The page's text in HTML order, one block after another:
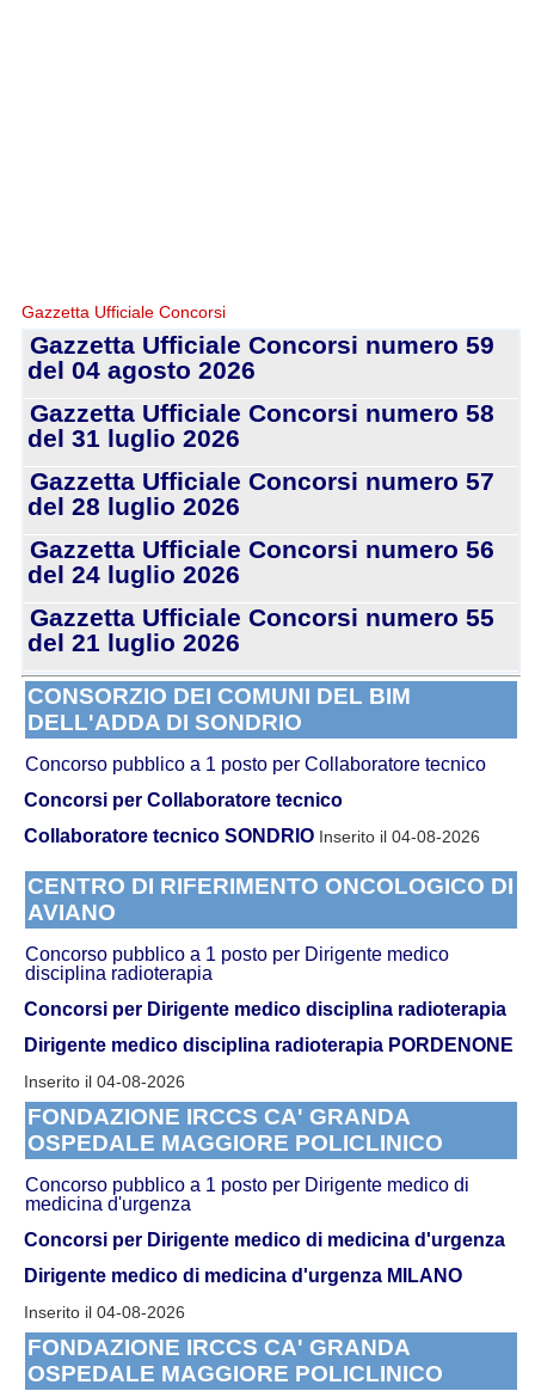
Gazzetta Ufficiale Concorsi
Gazzetta Ufficiale Concorsi numero 59
del 04 agosto 2026
Gazzetta Ufficiale Concorsi numero 58
del 31 luglio 2026
Gazzetta Ufficiale Concorsi numero 57
del 28 luglio 2026
Gazzetta Ufficiale Concorsi numero 56
del 24 luglio 2026
Gazzetta Ufficiale Concorsi numero 55
del 21 luglio 2026
CONSORZIO DEI COMUNI DEL BIM
DELL'ADDA DI SONDRIO
Concorso pubblico a 1 posto per Collaboratore tecnico
Concorsi per Collaboratore tecnico
Collaboratore tecnico SONDRIO Inserito il 04-08-2026
CENTRO DI RIFERIMENTO ONCOLOGICO DI
AVIANO
Concorso pubblico a 1 posto per Dirigente medico
disciplina radioterapia
Concorsi per Dirigente medico disciplina radioterapia
Dirigente medico disciplina radioterapia PORDENONE
Inserito il 04-08-2026
FONDAZIONE IRCCS CA' GRANDA
OSPEDALE MAGGIORE POLICLINICO
Concorso pubblico a 1 posto per Dirigente medico di
medicina d'urgenza
Concorsi per Dirigente medico di medicina d'urgenza
Dirigente medico di medicina d'urgenza MILANO
Inserito il 04-08-2026
FONDAZIONE IRCCS CA' GRANDA
OSPEDALE MAGGIORE POLICLINICO